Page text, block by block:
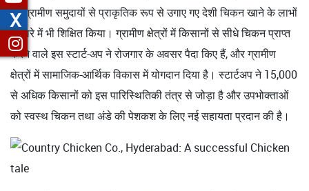
को ग्रामीण समुदायों से प्राकृतिक रूप से उगाए गए देशी चिकन खाने के लाभों
के बारे में भी शिक्षित किया। ग्रामीण क्षेत्रों में किसानों से सीधे चिकन प्राप्त
करने वाले इस स्टार्ट-अप ने रोजगार के अवसर पैदा किए हैं, और ग्रामीण
क्षेत्रों में सामाजिक-आर्थिक विकास में योगदान दिया है। स्टार्टअप ने 15,000
से अधिक किसानों को इस पारिस्थितिकी तंत्र से जोड़ा है और उपभोक्ताओं
को स्वस्थ चिकन तथा अंडे की पेशकश के लिए नई सहायता प्रदान की है।
X